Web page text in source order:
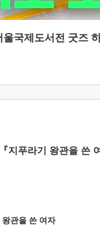
국제도서전 굿즈
지푸라기 왕관을 쓴
관을 쓴 여자